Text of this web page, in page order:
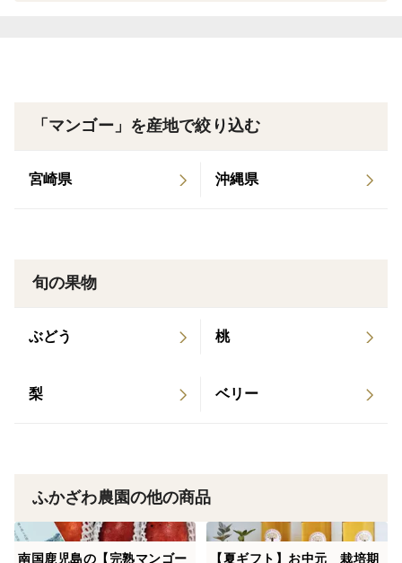
「マンゴー」を産地で絞り込む
宮崎県 沖縄県
旬の果物
ぶどう 桃
梨 ベリー
ふかざわ農園の他の商品
南国鹿児島の【完熟マンゴー 【夏ギフト】お中元 栽培期